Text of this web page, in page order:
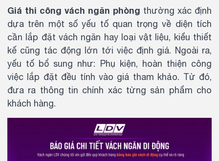
Giá thi công vách ngăn phòng thường xác định
dựa trên một số yếu tố quan trọng về diện tích
cần lắp đặt vách ngăn hay loại vật liệu, kiểu thiết
kế cũng tác động lớn tới việc định giá. Ngoài ra,
yếu tố bổ sung như: Phụ kiện, hoàn thiện công
việc lắp đặt đều tính vào giá tham khảo. Từ đó,
đưa ra thông tin chính xác từng sản phẩm cho
khách hàng.